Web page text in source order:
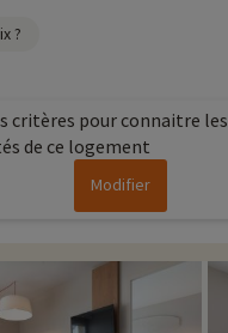
?
critères pour connaitre les
de ce logement
Modifier